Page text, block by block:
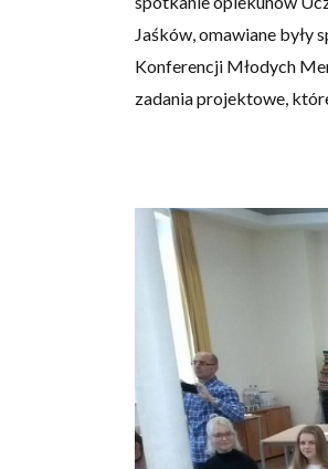
Jaśków, omawiane były
Konferencji Młodych
zadania projektowe,